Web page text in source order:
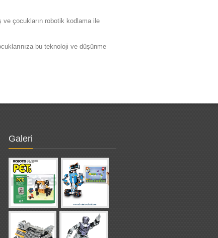
çocukların robotik kodlama ile
bu teknoloji ve düşünme
Galeri